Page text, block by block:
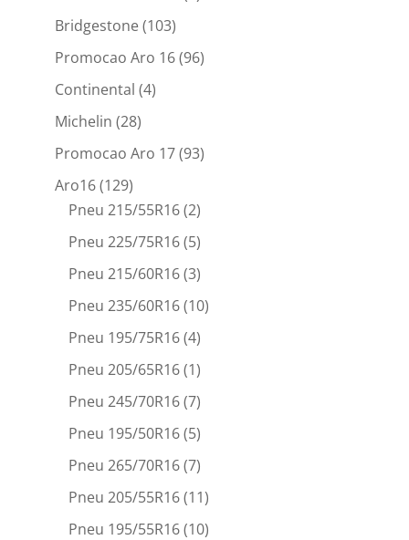
Bridgestone(103)
Promocao Aro 16(96)
Continental (4)
Michelin (28)
Promocao Aro 17(93)
Aro16(129)
Pneu 215/55R16(2)
Pneu 225/75R16(5)
Pneu 215/60R16(3)
Pneu 235/60R16(10)
Pneu 195/75R16(4)
Pneu 205/65R16(1)
Pneu 245/70R16(7)
Pneu 195/50R16(5)
Pneu 265/70R16(7)
Pneu 205/55R16(11)
Pneu 195/55R16(10)